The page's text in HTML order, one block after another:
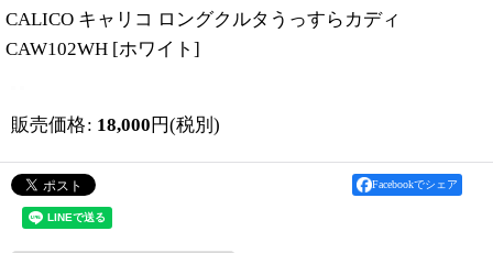
CALICO キャリコ ロングクルタうっすらカディ
CAW102WH [ホワイト ]
販売価格: 18,000 円(税別)
Facebookでシェア